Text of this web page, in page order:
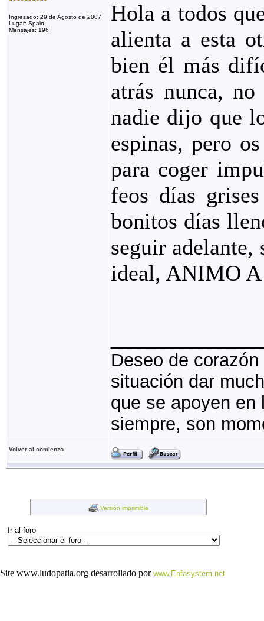
Ingresado: 29 de Agosto de 2007
Lugar: Spain
Mensajes: 196
Hola a todos
alienta a esta
bien él más
atrás nunca,
nadie dijo que
espinas, pero
para coger
feos días
bonitos días
seguir adelante,
ideal, ANIMO A
Deseo de
situación dar
que se apoyen en
siempre, son
Volver al comienzo
Versión imprimible
Ir al foro
Site www.ludopatia.org desarrollado por www.Enfasystem.net